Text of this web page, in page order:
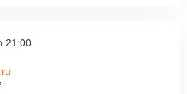
21:00